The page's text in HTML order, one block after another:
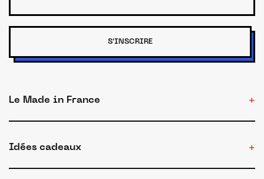
S'INSCRIRE
Le Made in France
Idées cadeaux